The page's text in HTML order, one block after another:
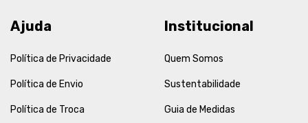
Ajuda
Política de Privacidade
Política de Envio
Política de Troca
Institucional
Quem Somos
Sustentabilidade
Guia de Medidas